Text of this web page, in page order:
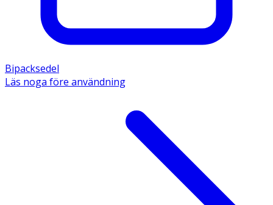
Bipacksedel
Läs noga före användning